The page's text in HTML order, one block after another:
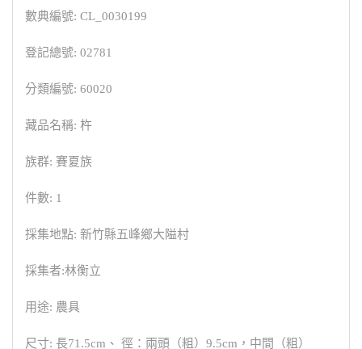
數典編號: CL_0030199
登記總號: 02781
分類編號: 60020
藏品名稱: 杵
族群: 賽夏族
件數: 1
採集地點: 新竹縣五峰鄉大隘村
採集者:林衡立
用途: 農具
尺寸: 長71.5cm、 徑：兩頭（粗）9.5cm，中間（粗）